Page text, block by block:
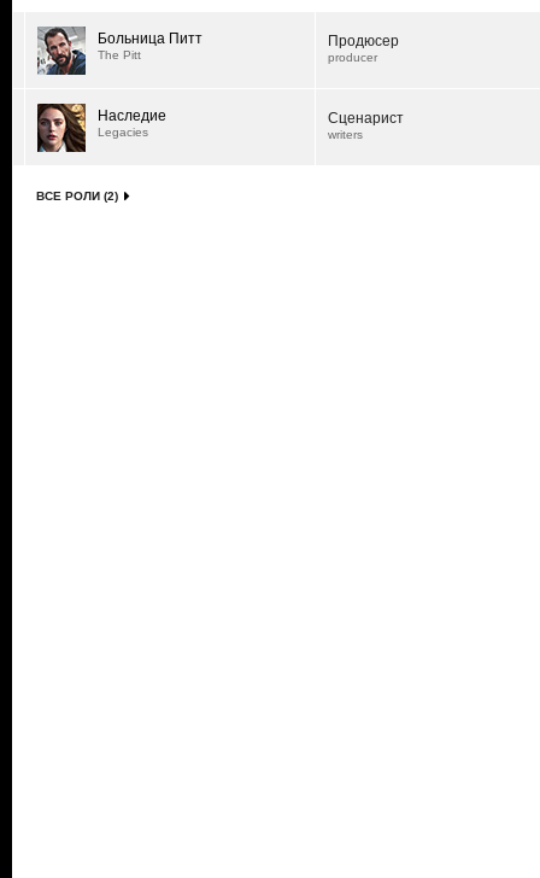
Больница Питт
The Pitt
Продюсер
producer
Наследие
Legacies
Сценарист
writers
ВСЕ РОЛИ (2)